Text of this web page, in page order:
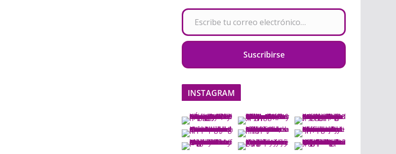
Escribe tu correo electrónico…
Suscribirse
INSTAGRAM